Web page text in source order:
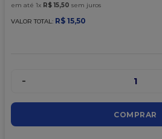
em até 1x R$ 15,50 sem juros
VALOR TOTAL: R$ 15,50
- 1
COMPRAR
10º chocolate